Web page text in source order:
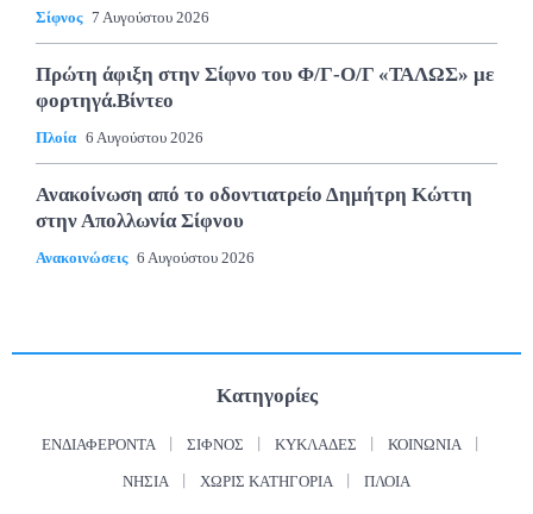
Σίφνος 7 Αυγούστου 2026
Πρώτη άφιξη στην Σίφνο του Φ/Γ-Ο/Γ «ΤΑΛΩΣ» με
φορτηγά.Βίντεο
Πλοία 6 Αυγούστου 2026
Ανακοίνωση από το οδοντιατρείο Δημήτρη Κώττη
στην Απολλωνία Σίφνου
Ανακοινώσεις 6 Αυγούστου 2026
Κατηγορίες
ΕΝΔΙΑΦΈΡΟΝΤΑ ΣΊΦΝΟΣ ΚΥΚΛΆΔΕΣ ΚΟΙΝΩΝΊΑ
ΝΗΣΙΆ ΧΩΡΊΣ ΚΑΤΗΓΟΡΊΑ ΠΛΟΊΑ